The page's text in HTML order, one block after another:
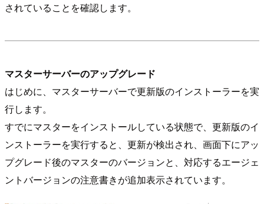
されていることを確認します。
マスターサーバーのアップグレード
はじめに、マスターサーバーで更新版のインストーラーを実
行します。
すでにマスターをインストールしている状態で、更新版のイ
ンストーラーを実行すると、更新が検出され、画面下にアッ
プグレード後のマスターのバージョンと、対応するエージェ
ントバージョンの注意書きが追加表示されています。